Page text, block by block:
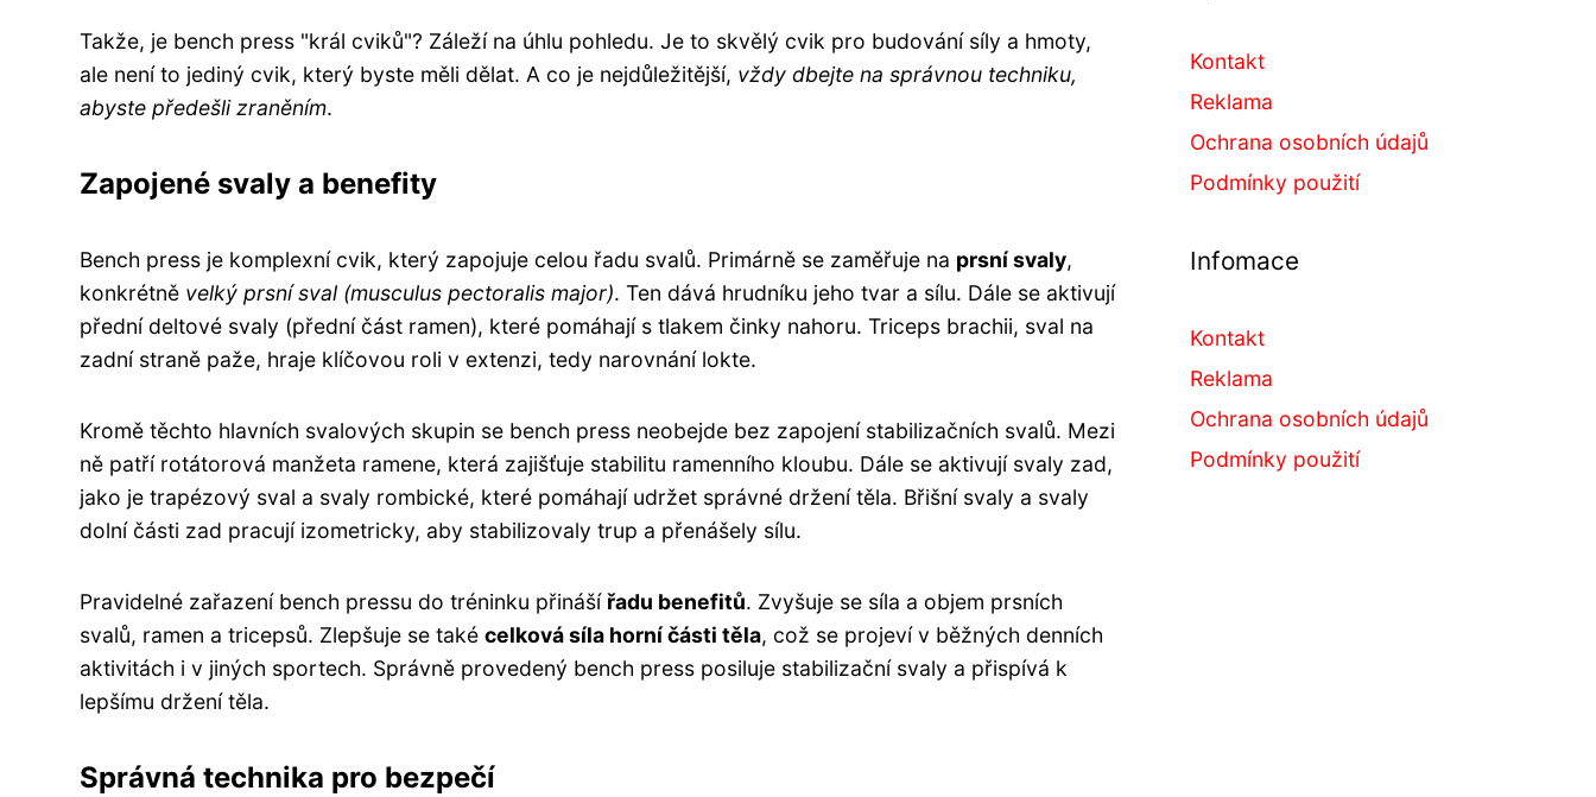
Takže, je bench press "král cviků"? Záleží na úhlu pohledu. Je to skvělý cvik pro budování síly a hmoty,
ale není to jediný cvik, který byste měli dělat. A co je nejdůležitější, vždy dbejte na správnou techniku,
abyste předešli zraněním.
Zapojené svaly a benefity
Bench press je komplexní cvik, který zapojuje celou řadu svalů. Primárně se zaměřuje na prsní svaly,
konkrétně velký prsní sval (musculus pectoralis major). Ten dává hrudníku jeho tvar a sílu. Dále se aktivují
přední deltové svaly (přední část ramen), které pomáhají s tlakem činky nahoru. Triceps brachii, sval na
zadní straně paže, hraje klíčovou roli v extenzi, tedy narovnání lokte.
Kromě těchto hlavních svalových skupin se bench press neobejde bez zapojení stabilizačních svalů. Mezi
ně patří rotátorová manžeta ramene, která zajišťuje stabilitu ramenního kloubu. Dále se aktivují svaly zad,
jako je trapézový sval a svaly rombické, které pomáhají udržet správné držení těla. Břišní svaly a svaly
dolní části zad pracují izometricky, aby stabilizovaly trup a přenášely sílu.
Pravidelné zařazení bench pressu do tréninku přinášířadu benefitů. Zvyšuje se síla a objem prsních
svalů, ramen a tricepsů. Zlepšuje se také celková síla horní části těla, což se projeví v běžných denních
aktivitách i v jiných sportech. Správně provedený bench press posiluje stabilizační svaly a přispívá k
lepšímu držení těla.
Správná technika pro bezpečí
Kontakt
Reklama
Ochrana osobních údajů
Podmínky použití
Infomace
Kontakt
Reklama
Ochrana osobních údajů
Podmínky použití